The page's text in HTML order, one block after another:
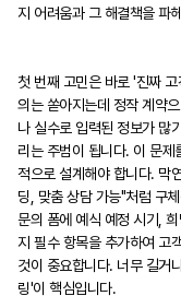
지 어려움과 그 해결책을 파
첫 번째 고민은 바로 '진짜
의는 쏟아지는데 정작 계약
나 실수로 입력된 정보가 많
리는 주범이 됩니다. 이 문
적으로 설계해야 합니다. 막
딩, 맞춤 상담 가능"처럼 구
문의 폼에 예식 예정 시기,
지 필수 항목을 추가하여 고
것이 중요합니다. 너무 길거
링'이 핵심입니다.